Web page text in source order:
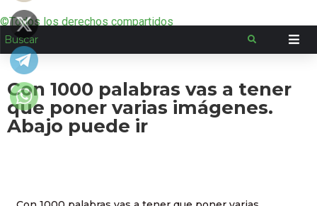
©Todos los derechos compartidos
Con 1000 palabras vas a tener
que poner varias imágenes.
Abajo puede ir